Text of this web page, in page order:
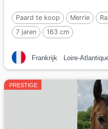
Paard te koop Merrie
7 jaren
163 cm
Frankrijk Loire-
PRESTIGE